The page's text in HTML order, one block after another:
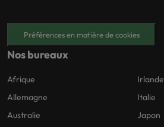
Préférences en matière de cookies
Nos bureaux
Afrique
Allemagne
Australie
Irlande
Italie
Japon